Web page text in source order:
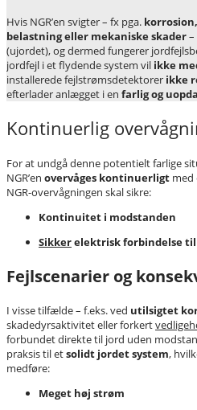
Hvis NGR’en svigter – fx pga.
belastning eller mekaniske skader
(ujordet), og dermed fungerer
jordfejl i et flydende system vil ikke
installerede fejlstrømsdetektorer ikke
efterlader anlægget i en farlig og
Kontinuerlig
For at undgå denne potentielt farlige
NGR’en overvåges kontinuerligt med
NGR-overvågningen skal sikre:
Kontinuitet i modstanden
Sikkerelektrisk forbindelse
Fejlscenarier og
I visse tilfælde – f.eks. ved utilsigtet
skadedyrsaktivitet eller forkert
forbundet direkte til jord uden
praksis til etsolidt jordet system,
medføre:
Meget høj strøm